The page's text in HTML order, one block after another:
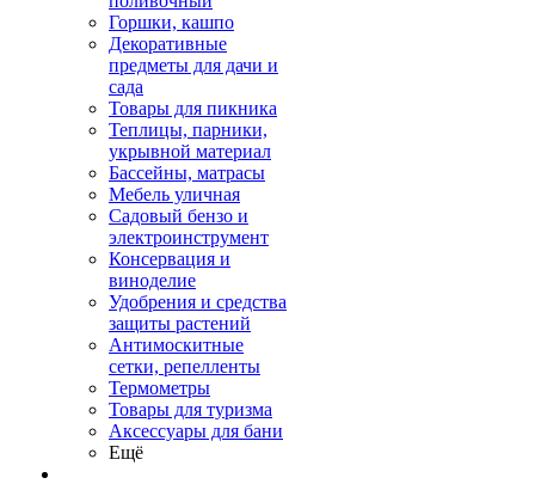
Горшки, кашпо
Декоративные
предметы для дачи и
сада
Товары для пикника
Теплицы, парники,
укрывной материал
Бассейны, матрасы
Мебель уличная
Садовый бензо и
электроинструмент
Консервация и
виноделие
Удобрения и средства
защиты растений
Антимоскитные
сетки, репелленты
Термометры
Товары для туризма
Аксессуары для бани
Ещё